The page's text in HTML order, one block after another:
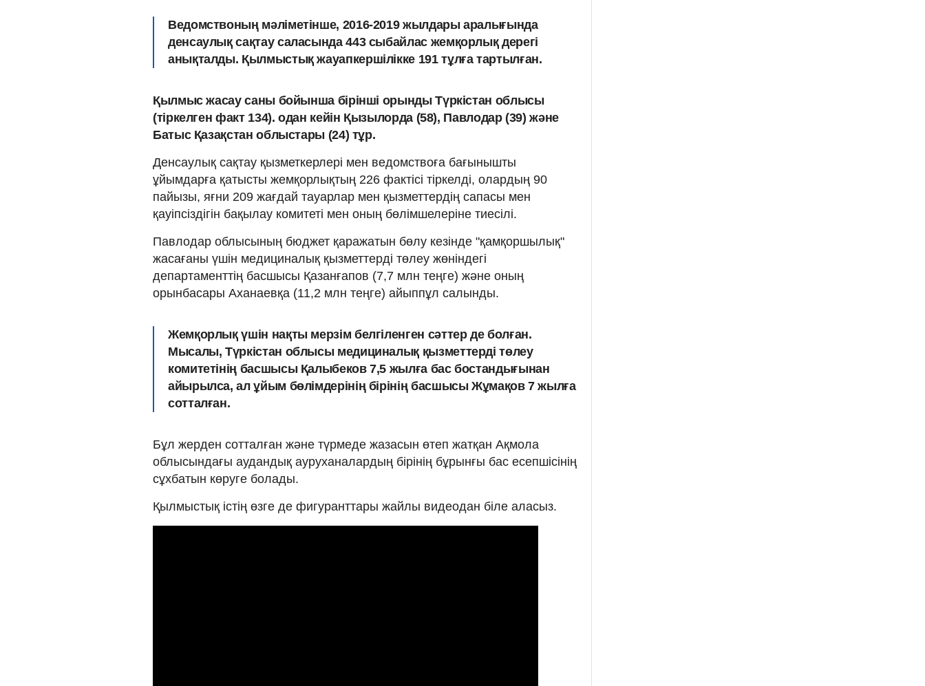
Ведомствоның мәліметінше, 2016-2019 жылдары аралығында
денсаулық сақтау саласында 443 сыбайлас жемқорлық дерегі
анықталды. Қылмыстық жауапкершілікке 191 тұлға тартылған.
Қылмыс жасау саны бойынша бірінші орынды Түркістан облысы
(тіркелген факт 134). одан кейін Қызылорда (58), Павлодар (39) және
Батыс Қазақстан облыстары (24) тұр.
Денсаулық сақтау қызметкерлері мен ведомствоға бағынышты
ұйымдарға қатысты жемқорлықтың 226 фактісі тіркелді, олардың 90
пайызы, яғни 209 жағдай тауарлар мен қызметтердің сапасы мен
қауіпсіздігін бақылау комитеті мен оның бөлімшелеріне тиесілі.
Павлодар облысының бюджет қаражатын бөлу кезінде "қамқоршылық"
жасағаны үшін медициналық қызметтерді төлеу жөніндегі
департаменттің басшысы Қазанғапов (7,7 млн теңге) және оның
орынбасары Аханаевқа (11,2 млн теңге) айыппұл салынды.
Жемқорлық үшін нақты мерзім белгіленген сәттер де болған.
Мысалы, Түркістан облысы медициналық қызметтерді төлеу
комитетінің басшысы Қалыбеков 7,5 жылға бас бостандығынан
айырылса, ал ұйым бөлімдерінің бірінің басшысы Жұмақов 7 жылға
сотталған.
Бұл жерден сотталған және түрмеде жазасын өтеп жатқан Ақмола
облысындағы аудандық ауруханалардың бірінің бұрынғы бас есепшісінің
сұхбатын көруге болады.
Қылмыстық істің өзге де фигуранттары жайлы видеодан біле аласыз.